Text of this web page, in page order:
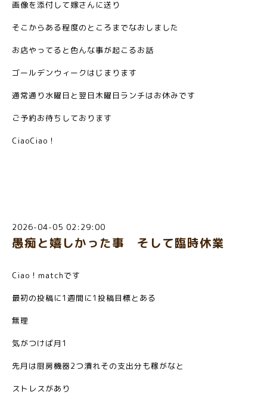
画像を添付して嫁さんに送り
そこからある程度のところまでなおしました
お店やってると色んな事が起こるお話
ゴールデンウィークはじまります
通常通り水曜日と翌日木曜日ランチはお休みです
ご予約お待ちしております
CiaoCiao！
2026-04-05 02:29:00
愚痴と嬉しかった事 そして臨時休業
Ciao！matchです
最初の投稿に1週間に1投稿目標とある
無理
気がつけば月1
先月は厨房機器2つ潰れその支出分も稼がなと
ストレスがあり